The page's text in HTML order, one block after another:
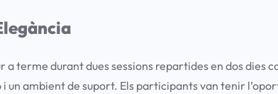
a terme durant dues sessions repartides en dos dies
un ambient de suport. Els participants van tenir